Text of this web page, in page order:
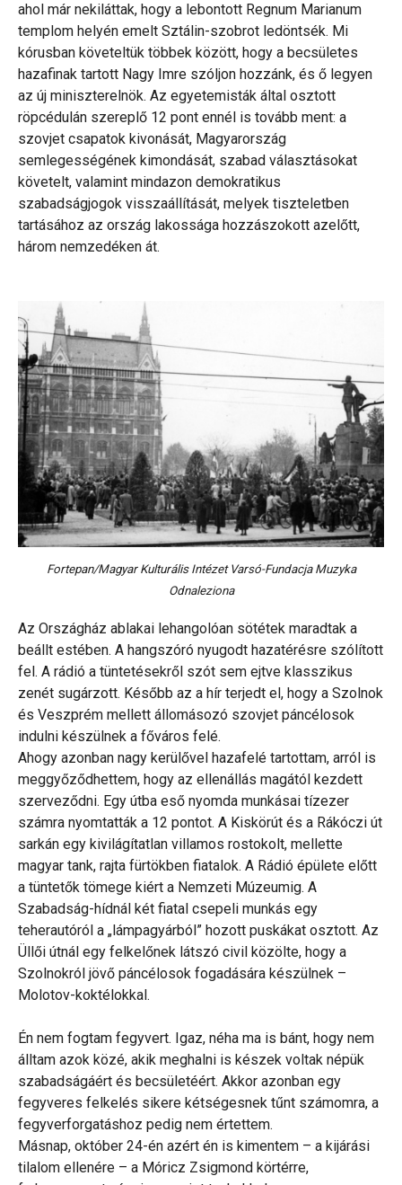
ahol már nekiláttak, hogy a lebontott Regnum Marianum
templom helyén emelt Sztálin-szobrot ledöntsék. Mi
kórusban követeltük többek között, hogy a becsületes
hazafinak tartott Nagy Imre szóljon hozzánk, és ő legyen
az új miniszterelnök. Az egyetemisták által osztott
röpcédulán szereplő 12 pont ennél is tovább ment: a
szovjet csapatok kivonását, Magyarország
semlegességének kimondását, szabad választásokat
követelt, valamint mindazon demokratikus
szabadságjogok visszaállítását, melyek tiszteletben
tartásához az ország lakossága hozzászokott azelőtt,
három nemzedéken át.
Fortepan/Magyar Kulturális Intézet Varsó-Fundacja Muzyka
Odnaleziona
Az Országház ablakai lehangolóan sötétek maradtak a
beállt estében. A hangszóró nyugodt hazatérésre szólított
fel. A rádió a tüntetésekről szót sem ejtve klasszikus
zenét sugárzott. Később az a hír terjedt el, hogy a Szolnok
és Veszprém mellett állomásozó szovjet páncélosok
indulni készülnek a főváros felé.
Ahogy azonban nagy kerülővel hazafelé tartottam, arról is
meggyőződhettem, hogy az ellenállás magától kezdett
szerveződni. Egy útba eső nyomda munkásai tízezer
számra nyomtatták a 12 pontot. A Kiskörút és a Rákóczi út
sarkán egy kivilágítatlan villamos rostokolt, mellette
magyar tank, rajta fürtökben fiatalok. A Rádió épülete előtt
a tüntetők tömege kiért a Nemzeti Múzeumig. A
Szabadság-hídnál két fiatal csepeli munkás egy
teherautóról a „lámpagyárból” hozott puskákat osztott. Az
Üllői útnál egy felkelőnek látszó civil közölte, hogy a
Szolnokról jövő páncélosok fogadására készülnek –
Molotov-koktélokkal.
Én nem fogtam fegyvert. Igaz, néha ma is bánt, hogy nem
álltam azok közé, akik meghalni is készek voltak népük
szabadságáért és becsületéért. Akkor azonban egy
fegyveres felkelés sikere kétségesnek tűnt számomra, a
fegyverforgatáshoz pedig nem értettem.
Másnap, október 24-én azért én is kimentem – a kijárási
tilalom ellenére – a Móricz Zsigmond körtérre,